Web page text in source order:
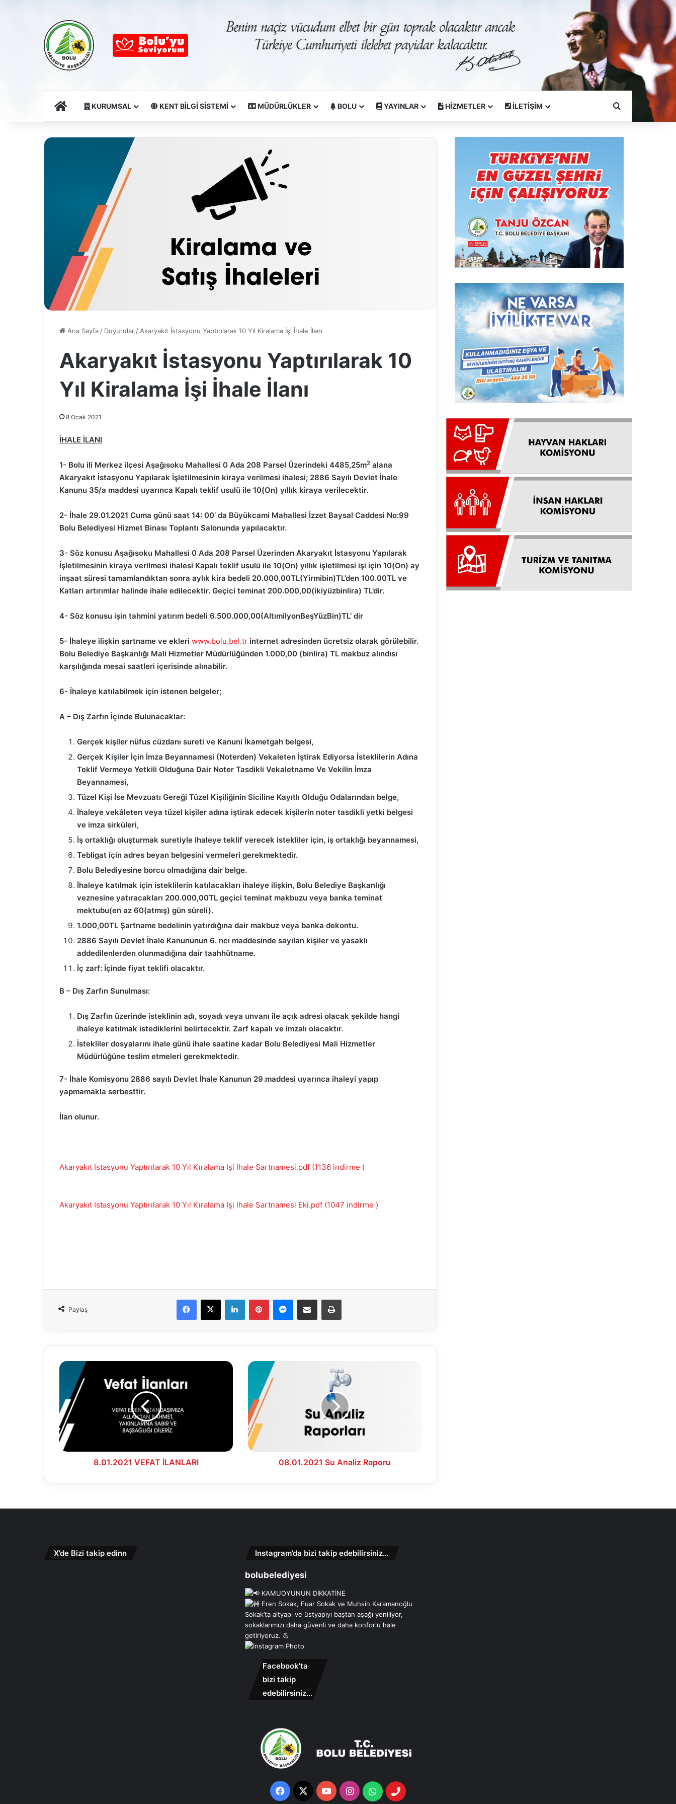
Ana SayfaKURUMSAL KENT BİLGİ SİSTEMİ MÜDÜRLÜKLER BOLU YAYINLAR HİZMETLER İLETİŞİM Arama Yapın
Ana Sayfa/ Duyurular/Akaryakıt İstasyonu Yaptırılarak 10 Yıl Kiralama İşi İhale İlanı
Akaryakıt İstasyonu Yaptırılarak 10
Yıl Kiralama İşi İhale İlanı
8 Ocak 2021
İHALE İLANI
1- Bolu ili Merkez ilçesi Aşağısoku Mahallesi 0 Ada 208 Parsel Üzerindeki 4485,25m2 alana
Akaryakıt İstasyonu Yapılarak İşletilmesinin kiraya verilmesi ihalesi; 2886 Sayılı Devlet İhale
Kanunu 35/a maddesi uyarınca Kapalı teklif usulü ile 10(On) yıllık kiraya verilecektir.
2- İhale 29.01.2021 Cuma günü saat 14: 00’ da Büyükcami Mahallesi İzzet Baysal Caddesi No:99
Bolu Belediyesi Hizmet Binası Toplantı Salonunda yapılacaktır.
3- Söz konusu Aşağısoku Mahallesi 0 Ada 208 Parsel Üzerinden Akaryakıt İstasyonu Yapılarak
İşletilmesinin kiraya verilmesi ihalesi Kapalı teklif usulü ile 10(On) yıllık işletilmesi işi için 10(On) ay
inşaat süresi tamamlandıktan sonra aylık kira bedeli 20.000,00TL(Yirmibin)TL’den 100.00TL ve
Katları artırımlar halinde ihale edilecektir. Geçici teminat 200.000,00(ikiyüzbinlira) TL’dir.
4- Söz konusu işin tahmini yatırım bedeli 6.500.000,00(AltımilyonBeşYüzBin)TL’ dir
5- İhaleye ilişkin şartname ve ekleri www.bolu.bel.tr internet adresinden ücretsiz olarak görülebilir.
Bolu Belediye Başkanlığı Mali Hizmetler Müdürlüğünden 1.000,00 (binlira) TL makbuz alındısı
karşılığında mesai saatleri içerisinde alınabilir.
6- İhaleye katılabilmek için istenen belgeler;
A – Dış Zarfın İçinde Bulunacaklar:
Gerçek kişiler nüfus cüzdanı sureti ve Kanuni İkametgah belgesi,
Gerçek Kişiler İçin İmza Beyannamesi (Noterden) Vekaleten İştirak Ediyorsa İsteklilerin Adına
Teklif Vermeye Yetkili Olduğuna Dair Noter Tasdikli Vekaletname Ve Vekilin İmza
Beyannamesi,
Tüzel Kişi İse Mevzuatı Gereği Tüzel Kişiliğinin Siciline Kayıtlı Olduğu Odalarından belge,
İhaleye vekâleten veya tüzel kişiler adına iştirak edecek kişilerin noter tasdikli yetki belgesi
ve imza sirküleri,
İş ortaklığı oluşturmak suretiyle ihaleye teklif verecek istekliler için, iş ortaklığı beyannamesi,
Tebligat için adres beyan belgesini vermeleri gerekmektedir.
Bolu Belediyesine borcu olmadığına dair belge.
İhaleye katılmak için isteklilerin katılacakları ihaleye ilişkin, Bolu Belediye Başkanlığı
veznesine yatıracakları 200.000,00TL geçici teminat makbuzu veya banka teminat
mektubu(en az 60(atmış) gün süreli).
1.000,00TL Şartname bedelinin yatırdığına dair makbuz veya banka dekontu.
2886 Sayılı Devlet İhale Kanununun 6. ncı maddesinde sayılan kişiler ve yasaklı
addedilenlerden olunmadığına dair taahhütname.
İç zarf: İçinde fiyat teklifi olacaktır.
B – Dış Zarfın Sunulması:
Dış Zarfın üzerinde isteklinin adı, soyadı veya unvanı ile açık adresi olacak şekilde hangi
ihaleye katılmak istediklerini belirtecektir. Zarf kapalı ve imzalı olacaktır.
İstekliler dosyalarını ihale günü ihale saatine kadar Bolu Belediyesi Mali Hizmetler
Müdürlüğüne teslim etmeleri gerekmektedir.
7- İhale Komisyonu 2886 sayılı Devlet İhale Kanunun 29.maddesi uyarınca ihaleyi yapıp
yapmamakla serbesttir.
İlan olunur.
Akaryakıt Istasyonu Yaptırılarak 10 Yıl Kıralama Işi Ihale Sartnamesi.pdf (1136 indirme )
Akaryakıt Istasyonu Yaptırılarak 10 Yıl Kıralama Işi Ihale Sartnamesi Eki.pdf (1047 indirme )
Paylaş
Facebook
X LinkedInPinterestMessenger
E-Mail ile paylaş Yazdır
8.01.2021
VEFAT
İLANLARI
8.01.2021 VEFAT İLANLARI
08.01.2021
Analiz
Raporu
08.01.2021 Su Analiz Raporu
X’de Bizi takip edinn Instagram’da bizi takip edebilirsiniz…
bolubelediyesi
Facebook’ta
bizi takip
edebilirsiniz…
Facebook
X YouTubeInstagramWhatsappTelefon